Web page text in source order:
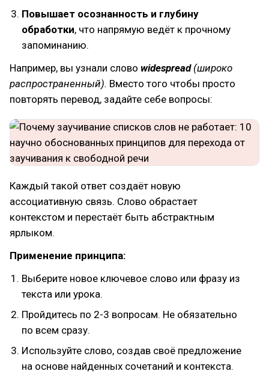
Повышает осознанность и глубину
обработки, что напрямую ведёт к прочному
запоминанию.
Например, вы узнали слово widespread (широко
распространенный). Вместо того чтобы просто
повторять перевод, задайте себе вопросы:
Каждый такой ответ создаёт новую
ассоциативную связь. Слово обрастает
контекстом и перестаёт быть абстрактным
ярлыком.
Применение принципа:
Выберите новое ключевое слово или фразу из
текста или урока.
Пройдитесь по 2-3 вопросам. Не обязательно
по всем сразу.
Используйте слово, создав своё предложение
на основе найденных сочетаний и контекста.